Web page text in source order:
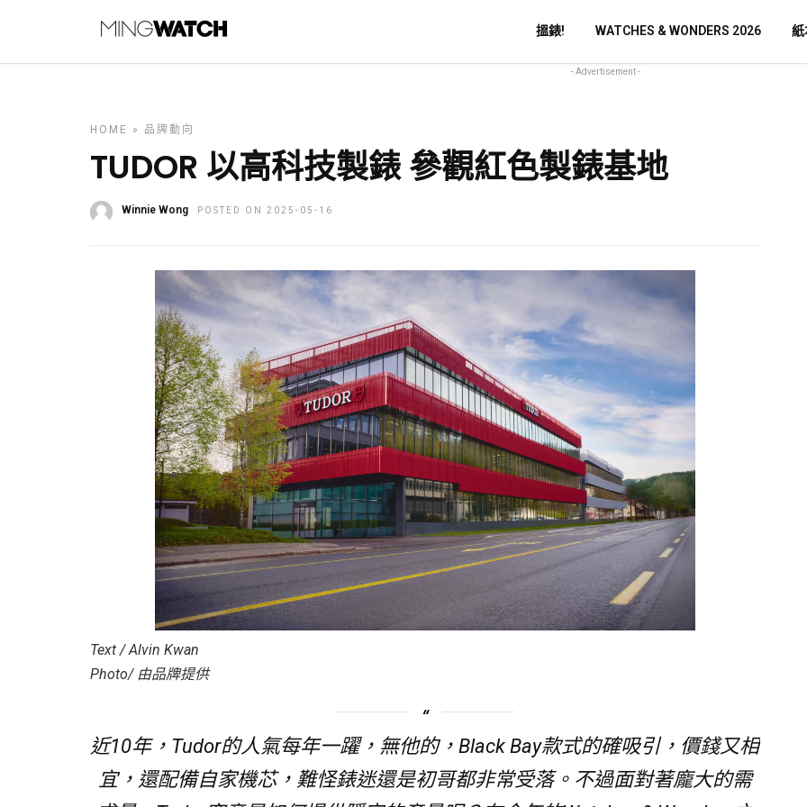
搵錶! WATCHES & WONDERS 2026 紙
- Advertisement -
HOME » 品牌動向
TUDOR 以高科技製錶 參觀紅色製錶基地
Winnie Wong POSTED ON 2025-05-16
Text / Alvin Kwan
Photo/ 由品牌提供
近10年，Tudor的人氣每年一躍，無他的，Black Bay款式的確吸引，價錢又相
宜，還配備自家機芯，難怪錶迷還是初哥都非常受落。不過面對著龐大的需